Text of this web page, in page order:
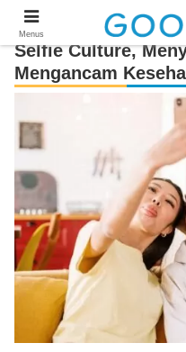
Selfie Culture,
Mengancam
Menus